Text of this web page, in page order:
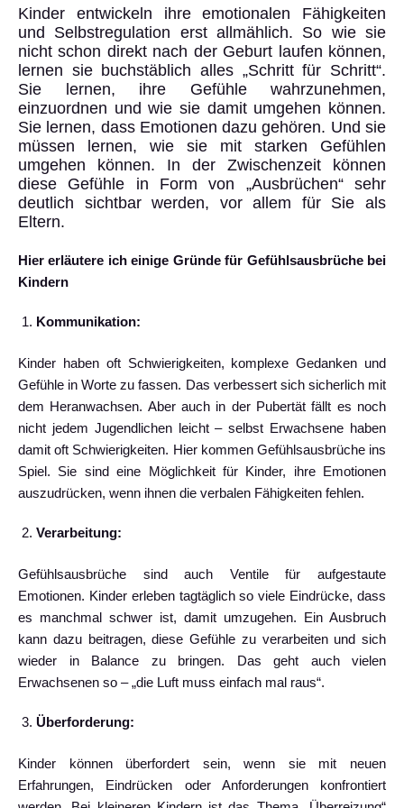
Kinder entwickeln ihre emotionalen Fähigkeiten
und Selbstregulation erst allmählich. So wie sie
nicht schon direkt nach der Geburt laufen können,
lernen sie buchstäblich alles „Schritt für Schritt“.
Sie lernen, ihre Gefühle wahrzunehmen,
einzuordnen und wie sie damit umgehen können.
Sie lernen, dass Emotionen dazu gehören. Und sie
müssen lernen, wie sie mit starken Gefühlen
umgehen können. In der Zwischenzeit können
diese Gefühle in Form von „Ausbrüchen“ sehr
deutlich sichtbar werden, vor allem für Sie als
Eltern.
Hier erläutere ich einige Gründe für Gefühlsausbrüche bei
Kindern
Kommunikation:
Kinder haben oft Schwierigkeiten, komplexe Gedanken und
Gefühle in Worte zu fassen. Das verbessert sich sicherlich mit
dem Heranwachsen. Aber auch in der Pubertät fällt es noch
nicht jedem Jugendlichen leicht – selbst Erwachsene haben
damit oft Schwierigkeiten. Hier kommen Gefühlsausbrüche ins
Spiel. Sie sind eine Möglichkeit für Kinder, ihre Emotionen
auszudrücken, wenn ihnen die verbalen Fähigkeiten fehlen.
Verarbeitung:
Gefühlsausbrüche sind auch Ventile für aufgestaute
Emotionen. Kinder erleben tagtäglich so viele Eindrücke, dass
es manchmal schwer ist, damit umzugehen. Ein Ausbruch
kann dazu beitragen, diese Gefühle zu verarbeiten und sich
wieder in Balance zu bringen. Das geht auch vielen
Erwachsenen so – „die Luft muss einfach mal raus“.
Überforderung:
Kinder können überfordert sein, wenn sie mit neuen
Erfahrungen, Eindrücken oder Anforderungen konfrontiert